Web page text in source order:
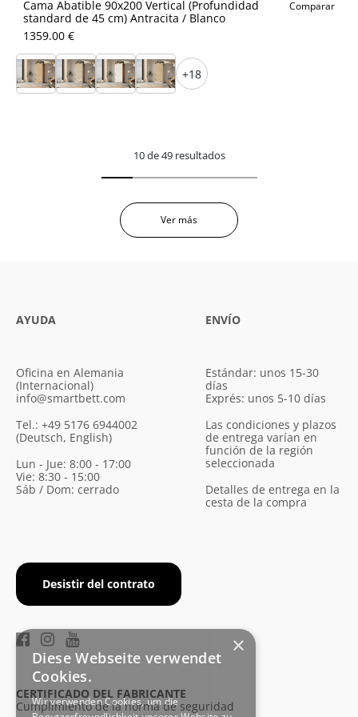
Cama Abatible 90x200 Vertical (Profundidad
standard de 45 cm) Antracita / Blanco
Comparar
1359.00 €
+18
10 de 49 resultados
Ver más
AYUDA
Oficina en Alemania
(Internacional)
info@smartbett.com
Tel.: +49 5176 6944002
(Deutsch, English)
Lun - Jue: 8:00 - 17:00
Vie: 8:30 - 15:00
Sáb / Dom: cerrado
Desistir del contrato
ENVÍO
Estándar: unos 15-30
días
Exprés: unos 5-10 días
Las condiciones y plazos
de entrega varían en
función de la región
seleccionada
Detalles de entrega en la
cesta de la compra
CERTIFICADO DEL FABRICANTE
Cumplimiento de la norma de seguridad
×
Diese Webseite verwendet
Cookies.
Wir verwenden Cookies, um die